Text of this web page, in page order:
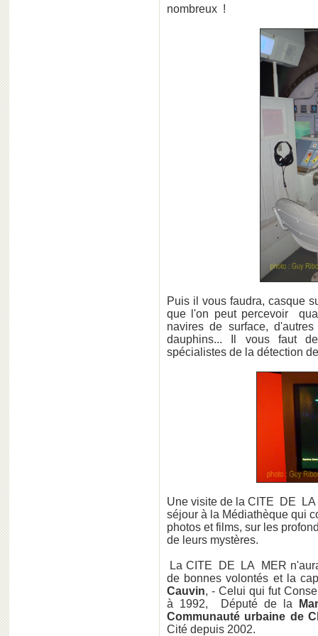
nombreux !
Puis il vous faudra, casque
que l'on peut percevoir
navires de surface,
dauphins... Il vous faut
spécialistes de la détection
Une visite de la CITE DE
séjour à la Médiathèque qui
photos et films, sur les
de leurs mystères.
La CITE DE LA MER
de bonnes volontés et la
Cauvin, - Celui qui fut
à 1992, Député de la
Communauté urbaine de
Cité depuis 2002.